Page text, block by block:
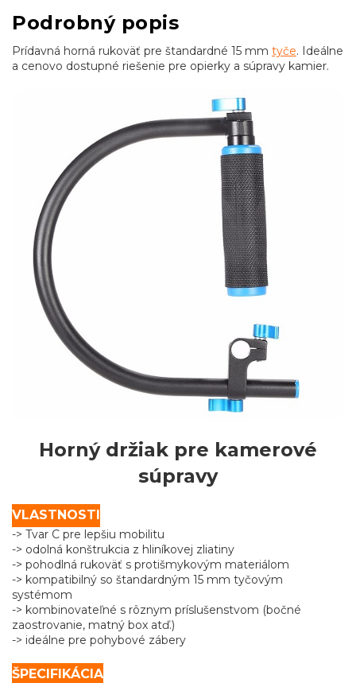
Podrobný popis
Prídavná horná rukoväť pre štandardné 15 mm tyče. Ideálne
a cenovo dostupné riešenie pre opierky a súpravy kamier.
Horný držiak pre kamerové
súpravy
VLASTNOSTI
-> Tvar C pre lepšiu mobilitu
-> odolná konštrukcia z hliníkovej zliatiny
-> pohodlná rukoväť s protišmykovým materiálom
-> kompatibilný so štandardným 15 mm tyčovým
systémom
-> kombinovateľné s rôznym príslušenstvom (bočné
zaostrovanie, matný box atď.)
-> ideálne pre pohybové zábery
ŠPECIFIKÁCIA